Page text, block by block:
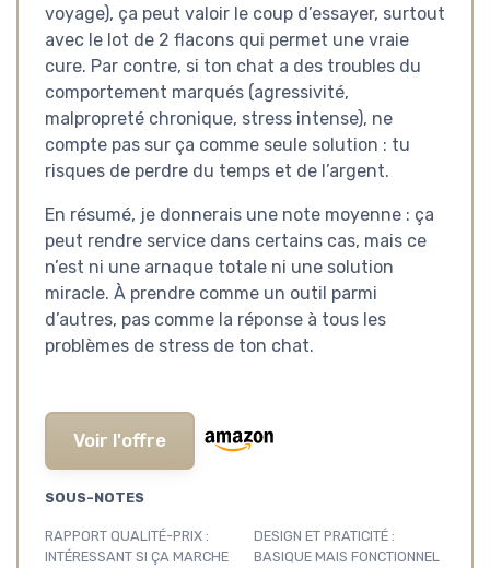
voyage), ça peut valoir le coup d’essayer, surtout
avec le lot de 2 flacons qui permet une vraie
cure. Par contre, si ton chat a des troubles du
comportement marqués (agressivité,
malpropreté chronique, stress intense), ne
compte pas sur ça comme seule solution : tu
risques de perdre du temps et de l’argent.
En résumé, je donnerais une note moyenne : ça
peut rendre service dans certains cas, mais ce
n’est ni une arnaque totale ni une solution
miracle. À prendre comme un outil parmi
d’autres, pas comme la réponse à tous les
problèmes de stress de ton chat.
Voir l'offre
SOUS-NOTES
RAPPORT QUALITÉ-PRIX :
INTÉRESSANT SI ÇA MARCHE
DESIGN ET PRATICITÉ :
BASIQUE MAIS FONCTIONNEL